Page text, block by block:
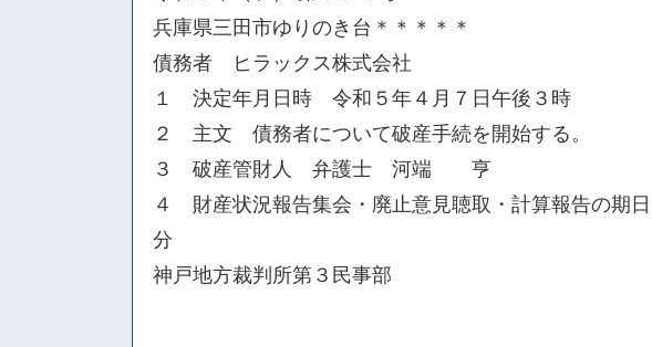
兵庫県三田市ゆりのき台＊＊＊＊＊
債務者 ヒラックス株式会社
１ 決定年月日時 令和５年４月７日午後３時
２ 主文 債務者について破産手続を開始する。
３ 破産管財人 弁護士 河端 亨
４ 財産状況報告集会・廃止意見聴取・計算報告の期
分
神戸地方裁判所第３民事部